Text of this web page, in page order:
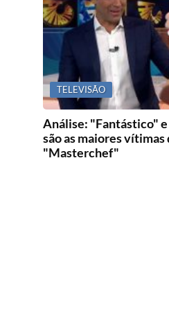
TELEVISÃO
Análise: "Fantástico"
são as maiores vítimas
"Masterchef"